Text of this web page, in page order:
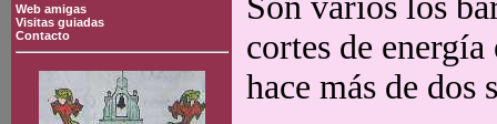
Web amigas
Visitas guiadas
Contacto
cortes de
hace más de dos